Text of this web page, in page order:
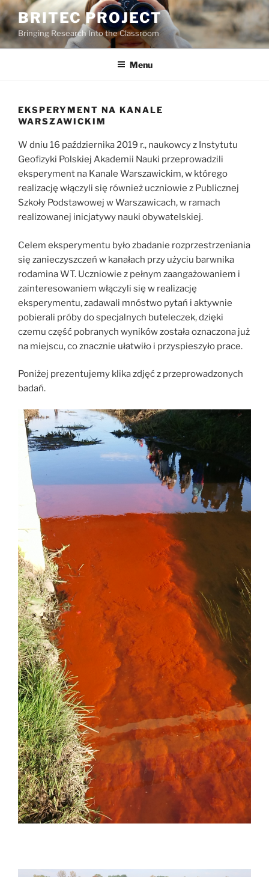
Skip
to
content
BRITEC PROJECT
Bringing Research Into the Classroom
Menu
EKSPERYMENT NA KANALE
WARSZAWICKIM
W dniu 16 października 2019 r., naukowcy z Instytutu
Geofizyki Polskiej Akademii Nauki przeprowadzili
eksperyment na Kanale Warszawickim, w którego
realizację włączyli się również uczniowie z Publicznej
Szkoły Podstawowej w Warszawicach, w ramach
realizowanej inicjatywy nauki obywatelskiej.
Celem eksperymentu było zbadanie rozprzestrzeniania
się zanieczyszczeń w kanałach przy użyciu barwnika
rodamina WT. Uczniowie z pełnym zaangażowaniem i
zainteresowaniem włączyli się w realizację
eksperymentu, zadawali mnóstwo pytań i aktywnie
pobierali próby do specjalnych buteleczek, dzięki
czemu część pobranych wyników została oznaczona już
na miejscu, co znacznie ułatwiło i przyspieszyło prace.
Poniżej prezentujemy klika zdjęć z przeprowadzonych
badań.